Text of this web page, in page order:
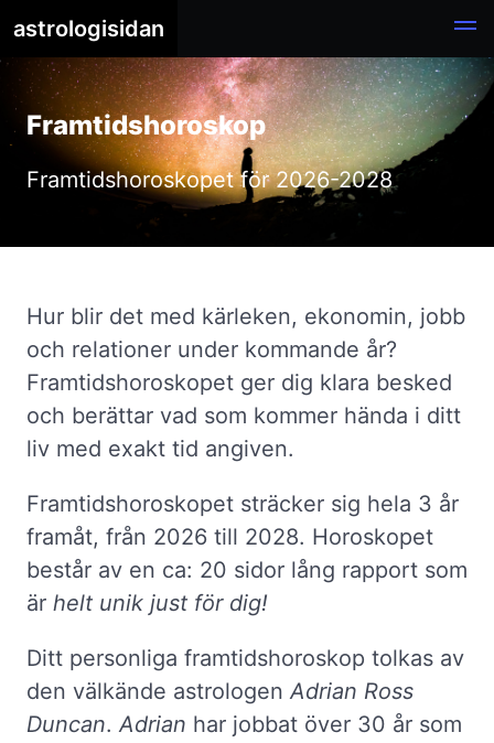
astrologisidan
Framtidshoroskop
Framtidshoroskopet för 2026-2028
Hur blir det med kärleken, ekonomin, jobb
och relationer under kommande år?
Framtidshoroskopet ger dig klara besked
och berättar vad som kommer hända i ditt
liv med exakt tid angiven.
Framtidshoroskopet sträcker sig hela 3 år
framåt, från 2026 till 2028. Horoskopet
består av en ca: 20 sidor lång rapport som
är helt unik just för dig!
Ditt personliga framtidshoroskop tolkas av
den välkände astrologenAdrian Ross
Duncan.Adrian har jobbat över 30 år som